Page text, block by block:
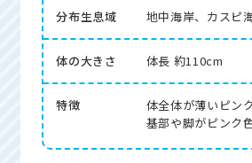
分布生息域 地中海岸、カスピ
体の大きさ 体長 約110cm
特徴
体全体が薄いピン
基部や脚がピンク